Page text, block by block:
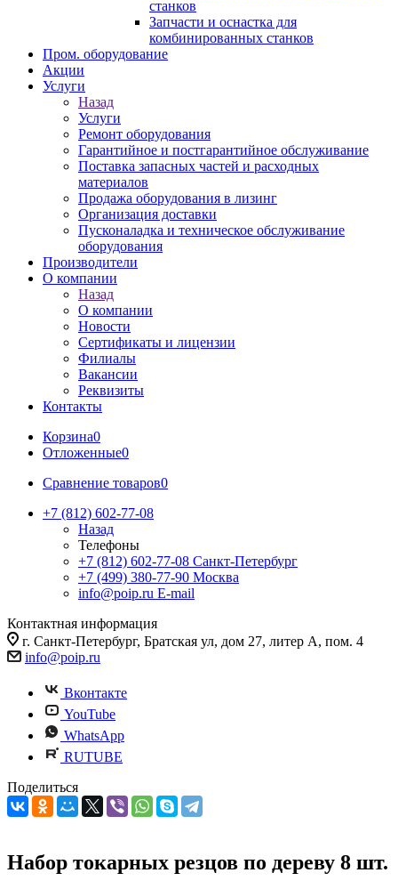
станков
Запчасти и оснастка для
комбинированных станков
Пром. оборудование
Акции
Услуги
Назад
Услуги
Ремонт оборудования
Гарантийное и постгарантийное обслуживание
Поставка запасных частей и расходных
материалов
Продажа оборудования в лизинг
Организация доставки
Пусконаладка и техническое обслуживание
оборудования
Производители
О компании
Назад
О компании
Новости
Сертификаты и лицензии
Филиалы
Вакансии
Реквизиты
Контакты
Корзина0
Отложенные0
Сравнение товаров0
+7 (812) 602-77-08
Назад
Телефоны
+7 (812) 602-77-08 Санкт-Петербург
+7 (499) 380-77-90 Москва
info@poip.ru E-mail
Контактная информация
г. Санкт-Петербург, Братская ул, дом 27, литер А, пом. 4
info@poip.ru
Вконтакте
YouTube
WhatsApp
RUTUBE
Поделиться
Набор токарных резцов по дереву 8 шт.